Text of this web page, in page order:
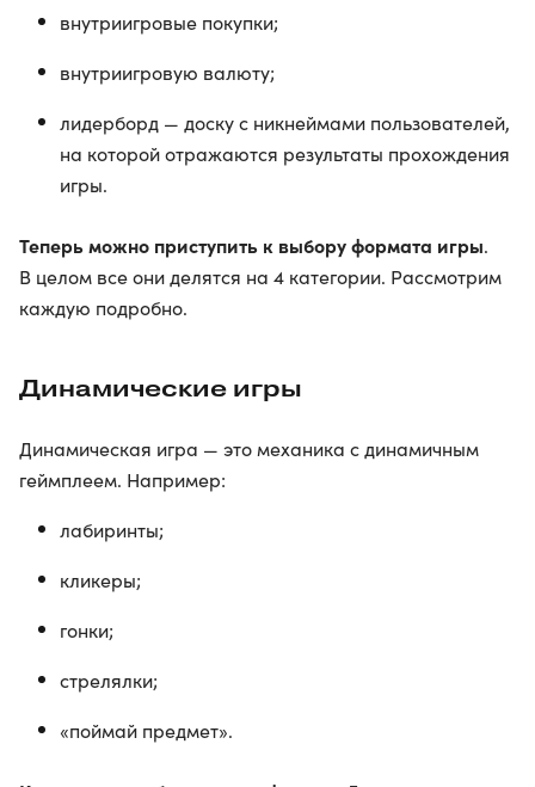
внутриигровые покупки;
внутриигровую валюту;
лидерборд — доску с никнеймами пользователей,
на которой отражаются результаты прохождения
игры.
Теперь можно приступить к выбору формата игры.
В целом все они делятся на 4 категории. Рассмотрим
каждую подробно.
Динамические игры
Динамическая игра — это механика с динамичным
геймплеем. Например:
лабиринты;
кликеры;
гонки;
стрелялки;
«поймай предмет».